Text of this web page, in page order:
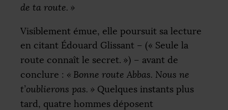
de ta route. »
Visiblement émue, elle poursuit sa lecture
en citant Édouard Glissant – (« Seule la
route connaît le secret. ») – avant de
conclure : « Bonne route Abbas. Nous ne
t’oublierons pas. » Quelques instants plus
tard, quatre hommes déposent